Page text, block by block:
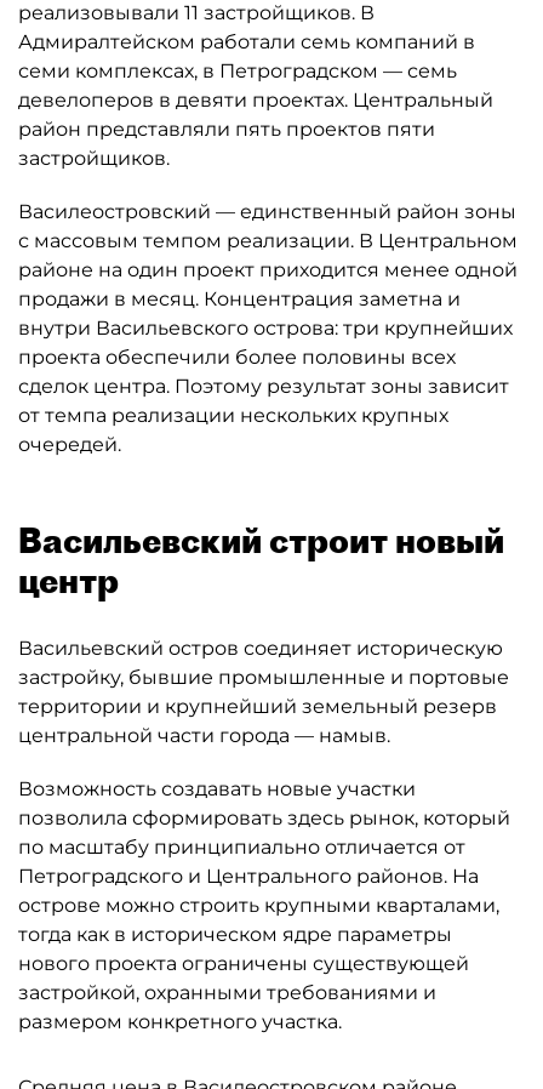
реализовывали 11 застройщиков. В
Адмиралтейском работали семь компаний в
семи комплексах, в Петроградском — семь
девелоперов в девяти проектах. Центральный
район представляли пять проектов пяти
застройщиков.
Василеостровский — единственный район зоны
с массовым темпом реализации. В Центральном
районе на один проект приходится менее одной
продажи в месяц. Концентрация заметна и
внутри Васильевского острова: три крупнейших
проекта обеспечили более половины всех
сделок центра. Поэтому результат зоны зависит
от темпа реализации нескольких крупных
очередей.
Васильевский строит новый
центр
Васильевский остров соединяет историческую
застройку, бывшие промышленные и портовые
территории и крупнейший земельный резерв
центральной части города — намыв.
Возможность создавать новые участки
позволила сформировать здесь рынок, который
по масштабу принципиально отличается от
Петроградского и Центрального районов. На
острове можно строить крупными кварталами,
тогда как в историческом ядре параметры
нового проекта ограничены существующей
застройкой, охранными требованиями и
размером конкретного участка.